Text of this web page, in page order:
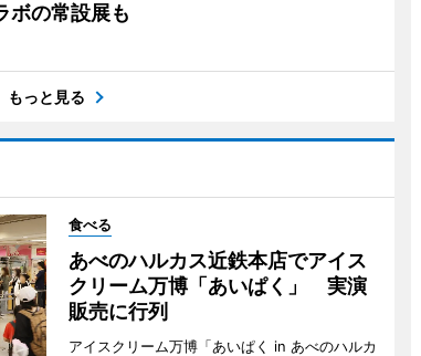
ボの常設展も
もっと見る
食べる
あべのハルカス近鉄本店でアイス
クリーム万博「あいぱく」 実演
販売に行列
アイスクリーム万博「あいぱく in あべのハルカ